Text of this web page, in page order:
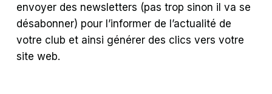
envoyer des newsletters (pas trop sinon il va se
désabonner) pour l’informer de l’actualité de
votre club et ainsi générer des clics vers votre
site web.